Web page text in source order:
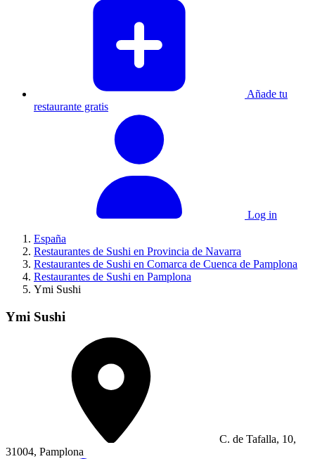
Añade tu
restaurante gratis
Log in
España
Restaurantes de Sushi en Provincia de Navarra
Restaurantes de Sushi en Comarca de Cuenca de Pamplona
Restaurantes de Sushi en Pamplona
Ymi Sushi
Ymi Sushi
C. de Tafalla, 10,
31004, Pamplona